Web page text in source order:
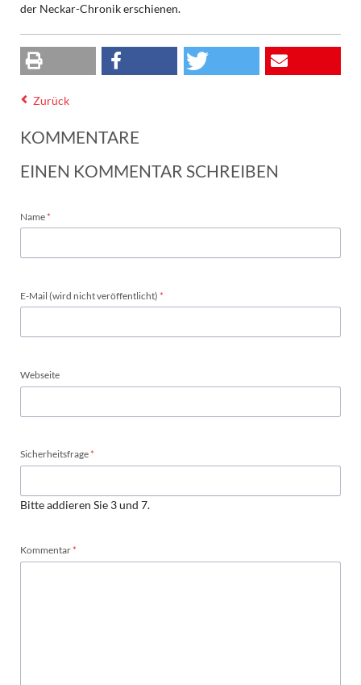
der Neckar-Chronik erschienen.
Zurück
KOMMENTARE
EINEN KOMMENTAR SCHREIBEN
Pflichtfeld
Name*
Pflichtfeld
E-Mail (wird nicht veröffentlicht) *
Webseite
Pflichtfeld
Sicherheitsfrage*
Bitte addieren Sie 3 und 7.
Pflichtfeld
Kommentar*